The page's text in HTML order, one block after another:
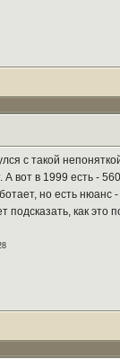
с такой
А вот в 1999 есть -
но есть
как это